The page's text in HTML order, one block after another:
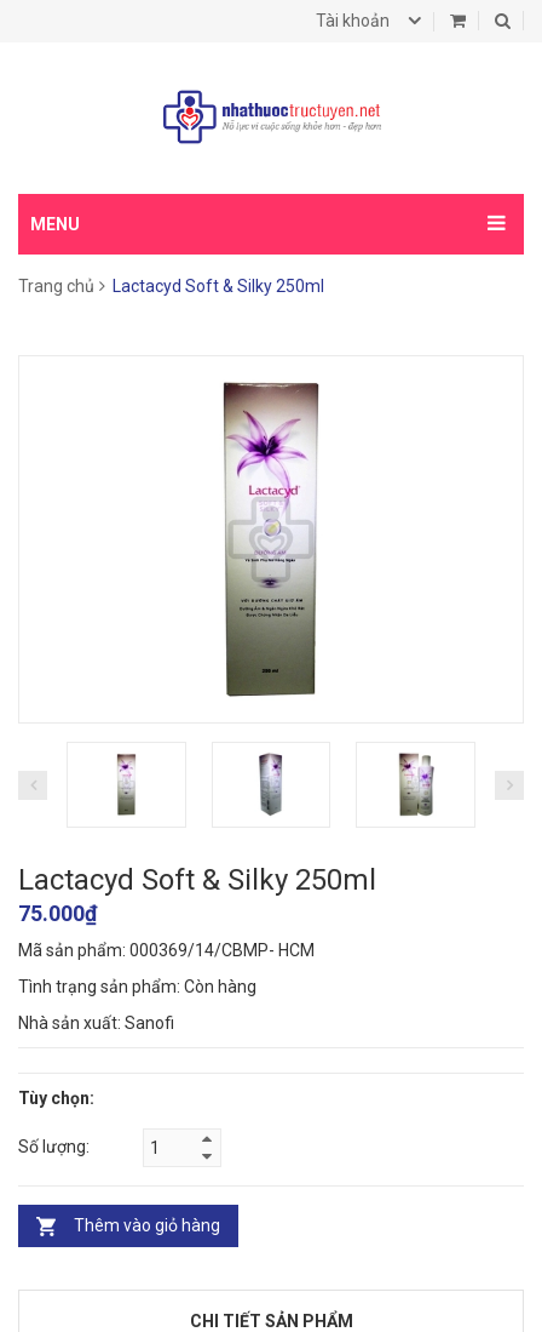
Tài khoản
MENU
Trang chủ Lactacyd Soft & Silky 250ml
Lactacyd Soft & Silky 250ml
75.000₫
Mã sản phẩm: 000369/14/CBMP- HCM
Tình trạng sản phẩm: Còn hàng
Nhà sản xuất: Sanofi
Tùy chọn:
Số lượng:
Thêm vào giỏ hàng
CHI TIẾT SẢN PHẨM